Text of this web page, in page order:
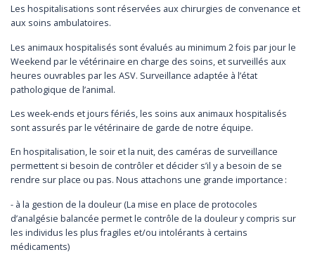
Les hospitalisations sont réservées aux chirurgies de convenance et
aux soins ambulatoires.
Les animaux hospitalisés sont évalués au minimum 2 fois par jour le
Weekend par le vétérinaire en charge des soins, et surveillés aux
heures ouvrables par les ASV. Surveillance adaptée à l’état
pathologique de l’animal.
Les week-ends et jours fériés, les soins aux animaux hospitalisés
sont assurés par le vétérinaire de garde de notre équipe.
En hospitalisation, le soir et la nuit, des caméras de surveillance
permettent si besoin de contrôler et décider s’il y a besoin de se
rendre sur place ou pas. Nous attachons une grande importance :
- à la gestion de la douleur (La mise en place de protocoles
d’analgésie balancée permet le contrôle de la douleur y compris sur
les individus les plus fragiles et/ou intolérants à certains
médicaments)